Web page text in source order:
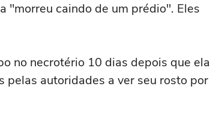
"morreu caindo de um prédio". Eles
no necrotério 10 dias depois que ela
pelas autoridades a ver seu rosto por